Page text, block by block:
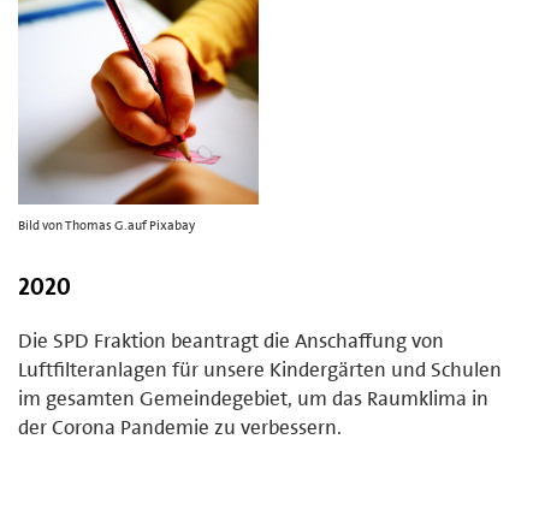
Bild von Thomas G.auf Pixabay
2020
Die SPD Fraktion beantragt die Anschaffung von
Luftfilteranlagen für unsere Kindergärten und Schulen
im gesamten Gemeindegebiet, um das Raumklima in
der Corona Pandemie zu verbessern.